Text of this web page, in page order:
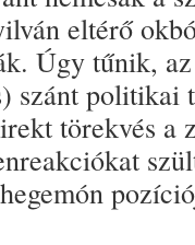
eltérő
Úgy tűnik,
szánt politikai
törekvés a